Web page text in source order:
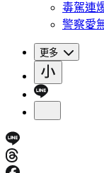
毒駕連
警察愛
更多